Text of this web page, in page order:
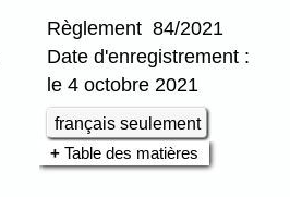
Règlement 84/2021
Date d'enregistrement :
le 4 octobre 2021
français seulement
Table des matières